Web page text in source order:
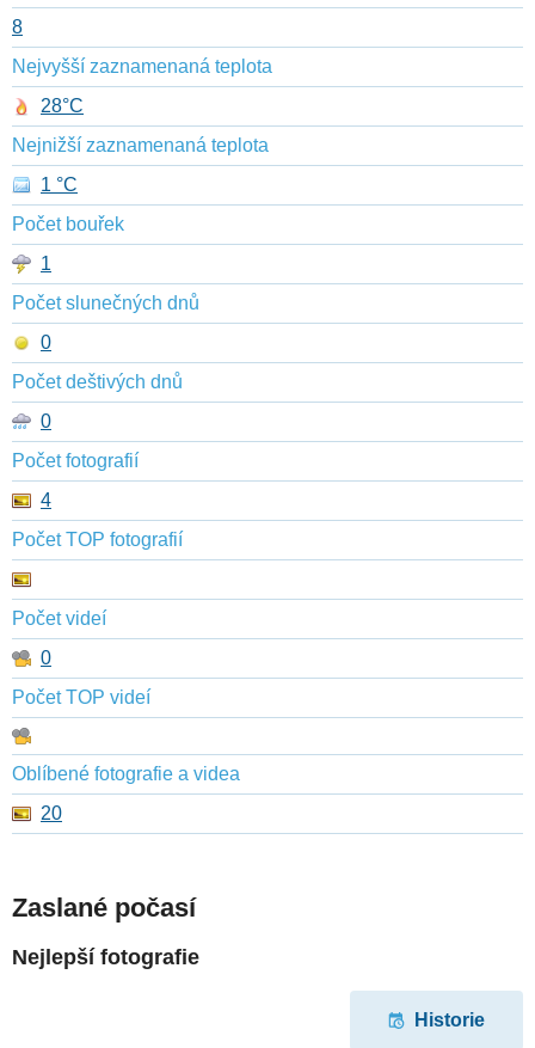
8
Nejvyšší zaznamenaná teplota
28°C
Nejnižší zaznamenaná teplota
1 °C
Počet bouřek
1
Počet slunečných dnů
0
Počet deštivých dnů
0
Počet fotografií
4
Počet TOP fotografií
Počet videí
0
Počet TOP videí
Oblíbené fotografie a videa
20
Zaslané počasí
Nejlepší fotografie
Historie